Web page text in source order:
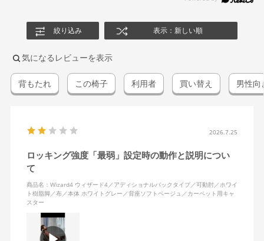
絞り込み 表示：新しい順
気になるレビューを表示
背もたれ この椅子 利用者 買い替え 男性向
2026.7.25
ロッキング強度「最弱」設定時の動作と説明につい
て
商品名：Wizard4 ウィザード4／アディショナルバックタイプ／可動肘／ホワイ
ト樹脂脚／布／本体 ホワイトグレー／背座ソフトベージュ／カーペット用キャ
スター